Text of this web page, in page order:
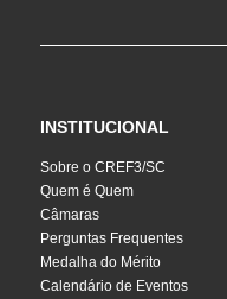
INSTITUCIONAL
Sobre o CREF3/SC
Quem é Quem
Câmaras
Perguntas Frequentes
Medalha do Mérito
Calendário de Eventos